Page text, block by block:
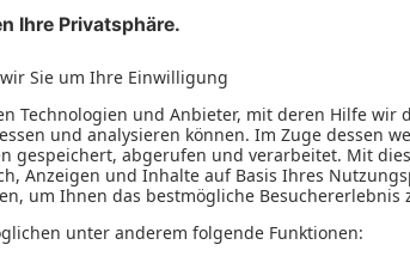
Inhaltsverzeichnis